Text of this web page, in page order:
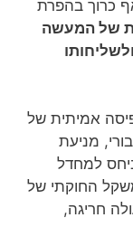
כרוך בהפרת
של המעשה
אמיתית של
מניעת
למחדל
החוקתי של
חריגה,